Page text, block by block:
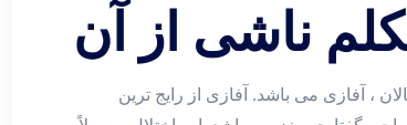
ناشی از آن
، آفازی می باشد. آفازی از رایج ترین